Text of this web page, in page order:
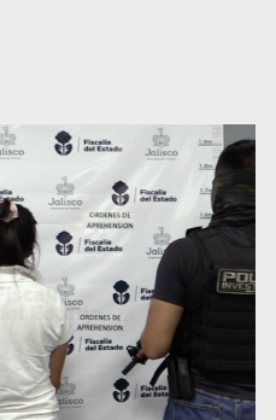
denuncian tala; IJALVI
jalapeños mexicanos